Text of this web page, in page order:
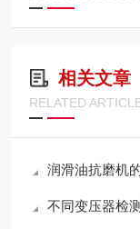
相关文章
RELATED
润滑油抗磨机
不同变压器检